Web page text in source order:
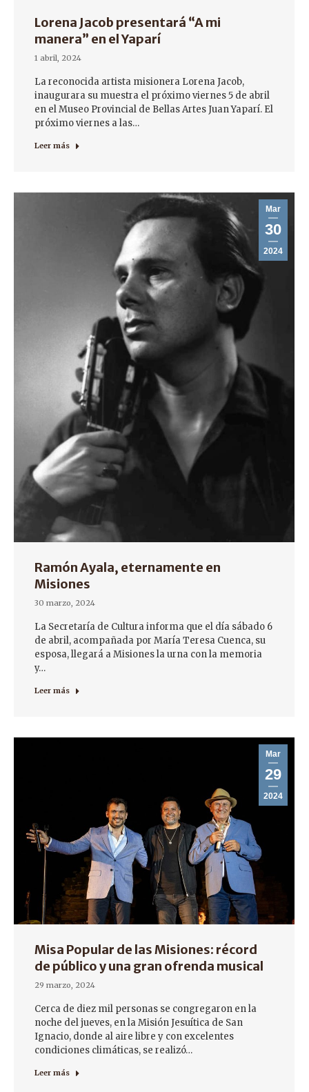
Lorena Jacob presentará “A mi
manera” en el Yaparí
1 abril, 2024
La reconocida artista misionera Lorena Jacob,
inaugurara su muestra el próximo viernes 5 de abril
en el Museo Provincial de Bellas Artes Juan Yaparí. El
próximo viernes a las…
Leer más
Mar
30
2024
Ramón Ayala, eternamente en
Misiones
30 marzo, 2024
La Secretaría de Cultura informa que el día sábado 6
de abril, acompañada por María Teresa Cuenca, su
esposa, llegará a Misiones la urna con la memoria
y…
Leer más
Mar
29
2024
Misa Popular de las Misiones: récord
de público y una gran ofrenda musical
29 marzo, 2024
Cerca de diez mil personas se congregaron en la
noche del jueves, en la Misión Jesuítica de San
Ignacio, donde al aire libre y con excelentes
condiciones climáticas, se realizó…
Leer más